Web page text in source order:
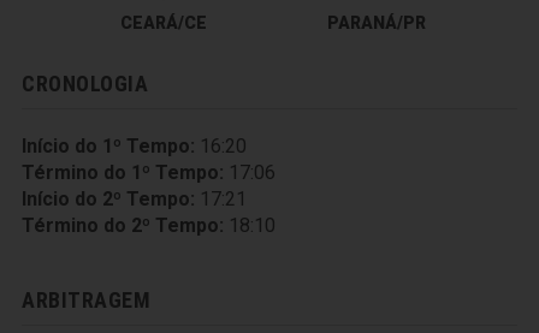
CEARÁ/CE PARANÁ/PR
CRONOLOGIA
Início do 1º Tempo: 16:20
Término do 1º Tempo: 17:06
Início do 2º Tempo: 17:21
Término do 2º Tempo: 18:10
ARBITRAGEM